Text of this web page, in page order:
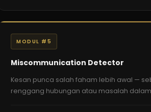
MODUL #5
Miscommunication Detector
Kesan punca salah faham lebih awal —
renggang hubungan atau masalah